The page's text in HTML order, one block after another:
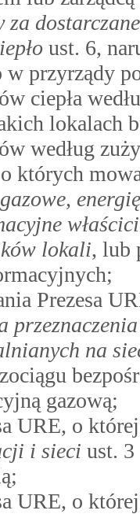
za
ust. 6,
przyrządy
ciepła
lokalach
według
których
lokali, lub
Prezesa
na
gazową;
URE, o
i sieci ust. 3
URE, o